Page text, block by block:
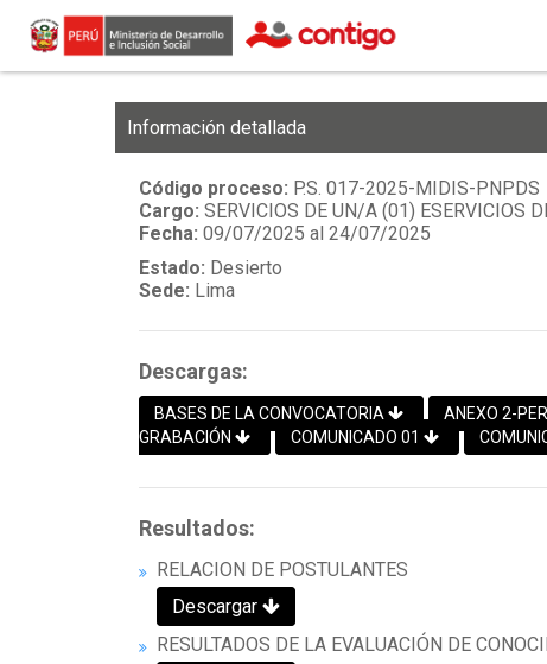
Información detallada
Código proceso: P.S. 017-2025-MIDIS-PNPDS
Cargo: SERVICIOS DE UN/A (01) ESERVICIOS
Fecha: 09/07/2025 al 24/07/2025
Estado: Desierto
Sede: Lima
Descargas:
BASES DE LA CONVOCATORIA ANEXO 2-
GRABACIÓN
COMUNICADO 01
Resultados:
RELACION DE POSTULANTES
Descargar
RESULTADOS DE LA EVALUACIÓN DE